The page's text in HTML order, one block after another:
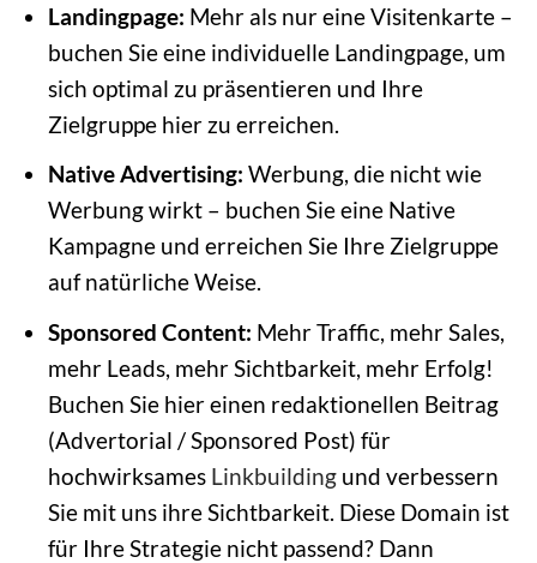
Landingpage: Mehr als nur eine Visitenkarte –
buchen Sie eine individuelle Landingpage, um
sich optimal zu präsentieren und Ihre
Zielgruppe hier zu erreichen.
Native Advertising: Werbung, die nicht wie
Werbung wirkt – buchen Sie eine Native
Kampagne und erreichen Sie Ihre Zielgruppe
auf natürliche Weise.
Sponsored Content: Mehr Traffic, mehr Sales,
mehr Leads, mehr Sichtbarkeit, mehr Erfolg!
Buchen Sie hier einen redaktionellen Beitrag
(Advertorial / Sponsored Post) für
hochwirksames Linkbuildingund verbessern
Sie mit uns ihre Sichtbarkeit. Diese Domain ist
für Ihre Strategie nicht passend? Dann